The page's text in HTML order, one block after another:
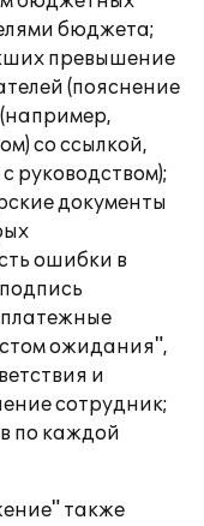
бюджета;
превышение
(пояснение
со ссылкой,
руководством);
документы
ошибки в
платежные
ожидания",
и
сотрудник;
по каждой
также